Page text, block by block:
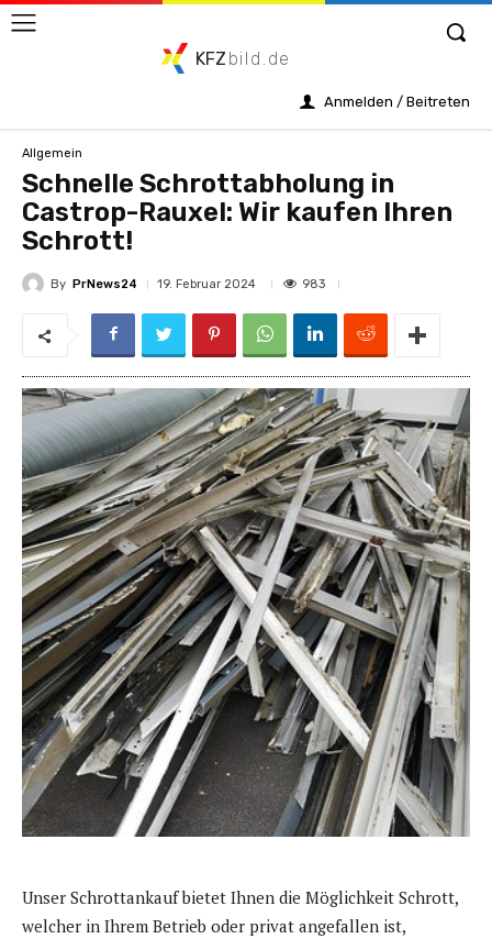
KFZ bild.de
Anmelden / Beitreten
Allgemein
Schnelle Schrottabholung in
Castrop-Rauxel: Wir kaufen Ihren
Schrott!
By PrNews24 19. Februar 2024 983
Unser Schrottankauf bietet Ihnen die Möglichkeit Schrott,
welcher in Ihrem Betrieb oder privat angefallen ist,